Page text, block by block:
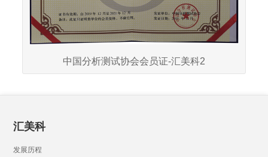
中国分析测试协会会员证-汇美科2
汇美科
发展历程